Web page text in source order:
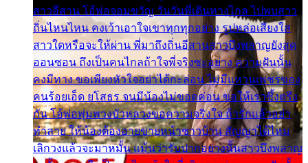
สาวอีสาน โอ้พ่อจอมขวัญ วันวันพี่เดินทางไกล ไปพบสาว
ถิ่นไหนไหน คงเว้าเอาใจเขาทุกทุกอย่าง รูปหล่อเสียงใส
สาวใดหรือจะให้ผ่าน พี่มาถึงถิ่นอีสานสาวบึงพลาญยังสุด
ออนซอน ถึงเป็นคนไกลถ้าใจพี่จริงซะอย่าง ความฝันนั้น
คงมีทาง ขอเพียงหัวใจอย่าได้กะล่อน ไม่มีแหวนเพชรของ
คนร้อยเอ็ด ยโสธร จนมีน้องไม่ขอดค่อน ขอให้เราซึ้งตรึง
กัน โอ้พ่อพุ่มพวงบัวหลวงขอความจริงใจ ถ้ารักแล้วอย่า
ทำลาย ให้น้องต้องอายขายหน้าชาวบ้าน สัญญาได้ไหม
เลิกวงแล้วจะมาหมั้น แม้นว่ารับปากอย่างนั้นสาวบึงพลาญ